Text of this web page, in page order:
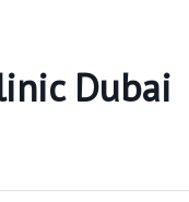
Dubai